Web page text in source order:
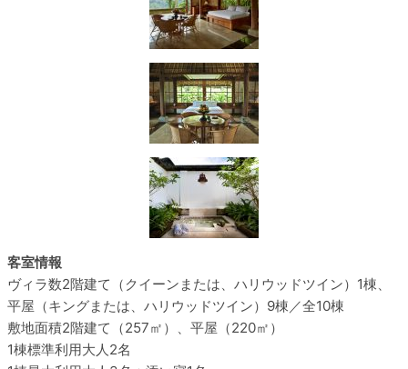
客室情報
ヴィラ数2階建て（クイーンまたは、ハリウッドツイン）1棟、
平屋（キングまたは、ハリウッドツイン）9棟／全10棟
敷地面積2階建て（257㎡）、平屋（220㎡）
1棟標準利用大人2名